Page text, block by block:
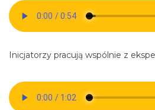
Inicjatorzy pracują wspólnie z